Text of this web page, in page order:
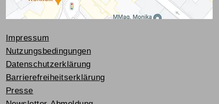
Impressum
Nutzungsbedingungen
Datenschutzerklärung
Barrierefreiheitserklärung
Presse